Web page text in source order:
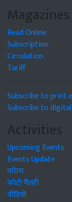
Magazines
Read Online
Subscription
Circulation
Tariff
Subscribe to print
Subscribe to
Activities
Upcoming Events
Events Update
फोरम
फोटो गैलरी
वीडियो